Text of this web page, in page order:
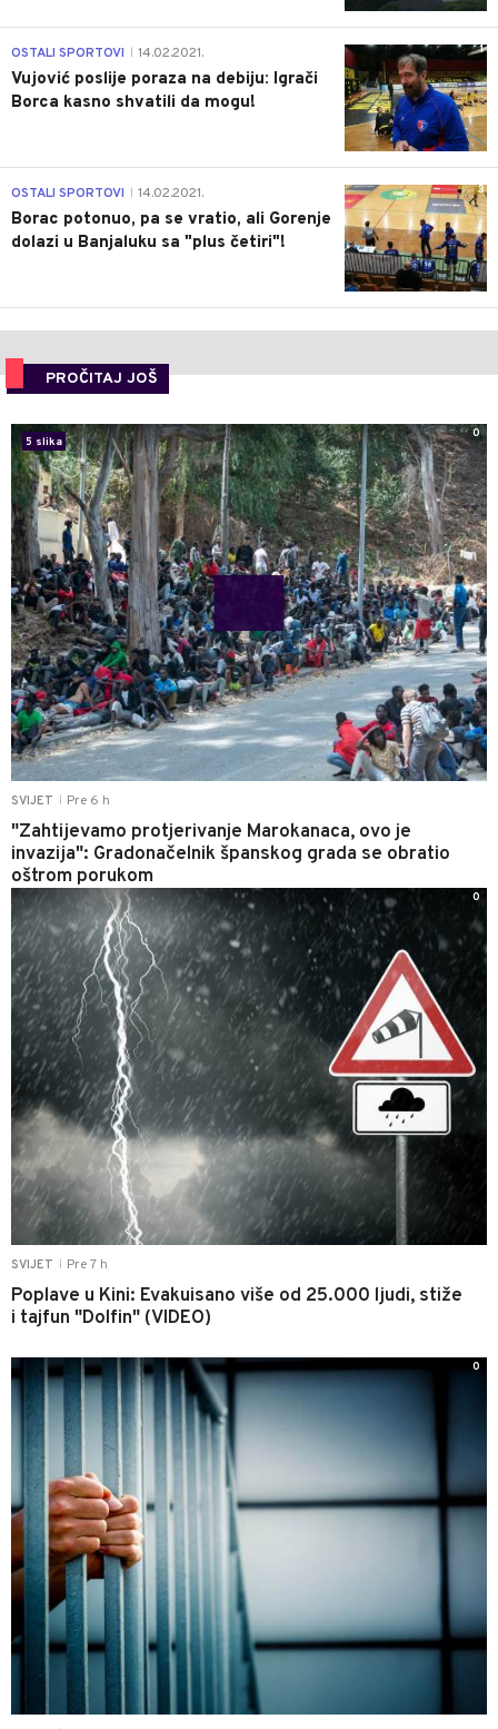
1
OSTALI SPORTOVI 14.02.2021.
Vujović poslije poraza na debiju: Igrači
Borca kasno shvatili da mogu!
3
OSTALI SPORTOVI 14.02.2021.
Borac potonuo, pa se vratio, ali Gorenje
dolazi u Banjaluku sa "plus četiri"!
PROČITAJ JOŠ
SVIJET Pre 6 h
"Zahtijevamo protjerivanje Marokanaca, ovo je
invazija": Gradonačelnik španskog grada se obratio
oštrom porukom
5 slika
0
SVIJET Pre 7 h
Poplave u Kini: Evakuisano više od 25.000 ljudi, stiže
i tajfun "Dolfin" (VIDEO)
0
0